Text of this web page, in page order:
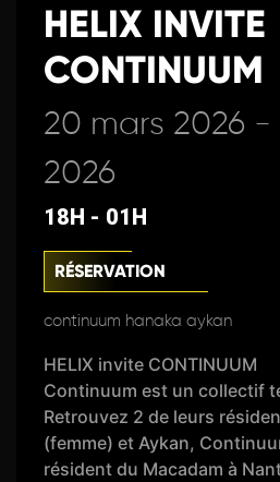
HELIX INVITE
CONTINUUM
20 mars 2026 -
2026
18H - 01H
RÉSERVATION
continuum hanaka aykan
HELIX invite CONTINUUM
Continuum est un collectif
Retrouvez 2 de leurs
(femme) et Aykan,
résident du Macadam à